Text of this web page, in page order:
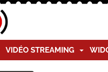
VIDÉO STREAMING